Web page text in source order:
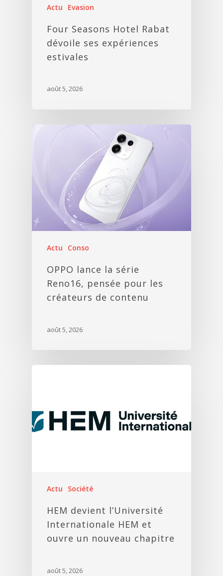
Actu Evasion
Four Seasons Hotel Rabat
dévoile ses expériences
estivales
août 5, 2026
Actu Conso
OPPO lance la série
Reno16, pensée pour les
créateurs de contenu
août 5, 2026
Actu Société
HEM devient l’Université
Internationale HEM et
ouvre un nouveau chapitre
août 5, 2026